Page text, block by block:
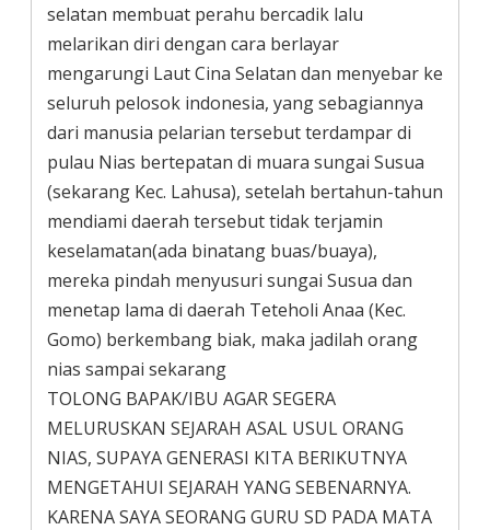
selatan membuat perahu bercadik lalu
melarikan diri dengan cara berlayar
mengarungi Laut Cina Selatan dan menyebar ke
seluruh pelosok indonesia, yang sebagiannya
dari manusia pelarian tersebut terdampar di
pulau Nias bertepatan di muara sungai Susua
(sekarang Kec. Lahusa), setelah bertahun-tahun
mendiami daerah tersebut tidak terjamin
keselamatan(ada binatang buas/buaya),
mereka pindah menyusuri sungai Susua dan
menetap lama di daerah Teteholi Anaa (Kec.
Gomo) berkembang biak, maka jadilah orang
nias sampai sekarang
TOLONG BAPAK/IBU AGAR SEGERA
MELURUSKAN SEJARAH ASAL USUL ORANG
NIAS, SUPAYA GENERASI KITA BERIKUTNYA
MENGETAHUI SEJARAH YANG SEBENARNYA.
KARENA SAYA SEORANG GURU SD PADA MATA